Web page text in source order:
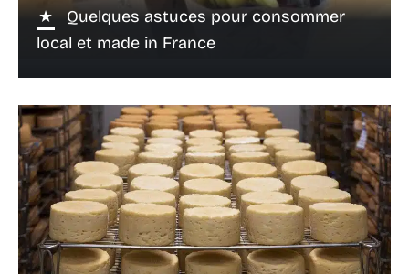
Quelques astuces pour consommer
local et made in France